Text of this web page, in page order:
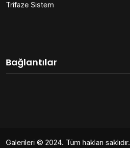
Trifaze Sistem
Bağlantılar
Galerileri © 2024. Tüm hakları saklıdır.